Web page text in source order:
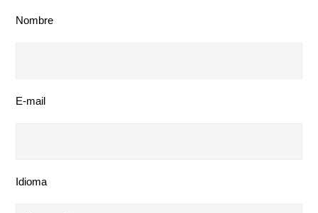
Nombre
E-mail
Idioma